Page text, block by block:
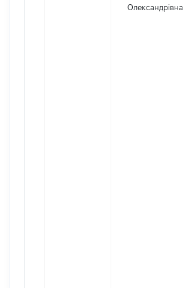
Олександрівна